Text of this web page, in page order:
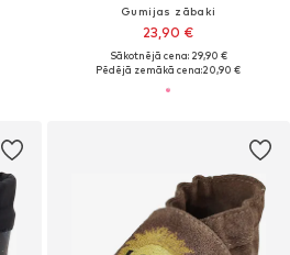
Gumijas zābaki
23,90 €
Sākotnējā cena: 29,90 €
Pēdējā zemākā cena:20,90 €